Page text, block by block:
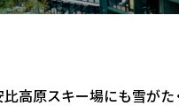
高原スキー場にも雪がた